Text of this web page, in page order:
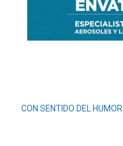
CON SENTIDO DEL HUMOR